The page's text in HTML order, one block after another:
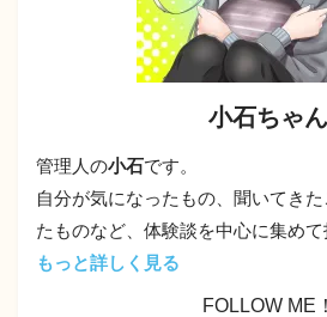
小石ちゃん
管理人の小石です。
自分が気になったもの、聞いてき
たものなど、体験談を中心に集めて
もっと詳しく見る
FOLLOW ME！